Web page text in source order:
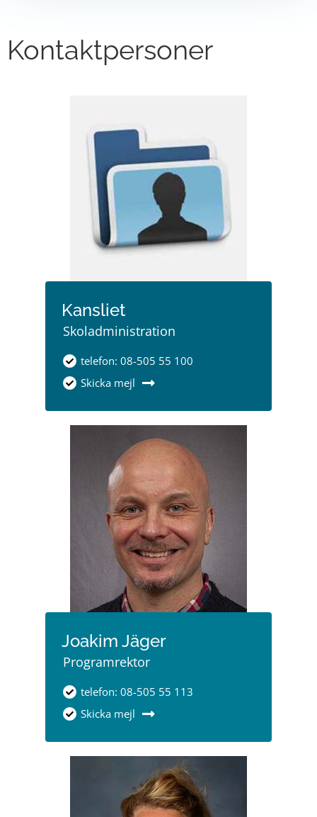
Kontaktpersoner
Kansliet
Skoladministration
telefon: 08-505 55 100
Skicka mejl
Joakim Jäger
Programrektor
telefon: 08-505 55 113
Skicka mejl